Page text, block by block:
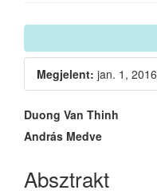
Article
Sidebar
Megjelent: jan. 1, 2016
Main
Article
Content
Duong Van Thinh
András Medve
Absztrakt